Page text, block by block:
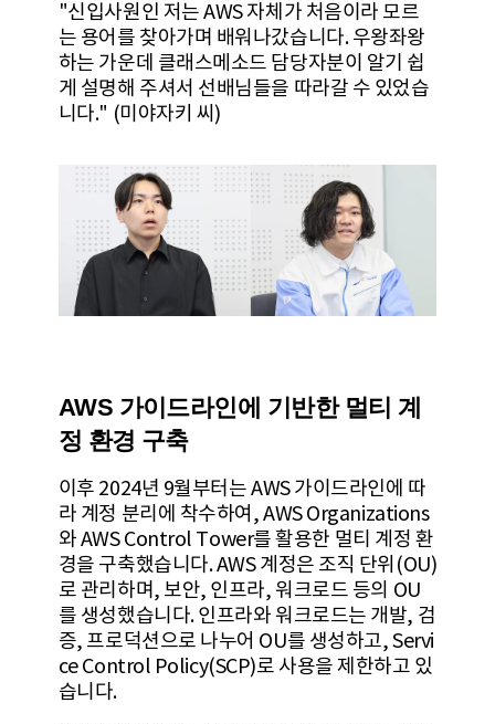
"신입사원인 저는 AWS 자체가 처음이라 모르
는 용어를 찾아가며 배워나갔습니다. 우왕좌왕
하는 가운데 클래스메소드 담당자분이 알기 쉽
게 설명해 주셔서 선배님들을 따라갈 수 있었습
니다." (미야자키 씨)
AWS 가이드라인에 기반한 멀티 계
정 환경 구축
이후 2024년 9월부터는 AWS 가이드라인에 따
라 계정 분리에 착수하여, AWS Organizations
와 AWS Control Tower를 활용한 멀티 계정 환
경을 구축했습니다. AWS 계정은 조직 단위(OU)
로 관리하며, 보안, 인프라, 워크로드 등의 OU
를 생성했습니다. 인프라와 워크로드는 개발, 검
증, 프로덕션으로 나누어 OU를 생성하고, Servi
ce Control Policy(SCP)로 사용을 제한하고 있
습니다.